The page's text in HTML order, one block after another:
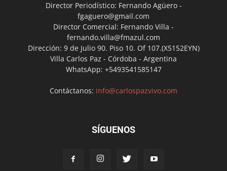
Director Periodístico: Fernando Agüero -
fgaguero@gmail.com
Director Comercial: Fernando Villa -
fernando.villa@fmazul.com
Dirección: 9 de Julio 90. Piso 10. Of 107.(X5152EYN)
Villa Carlos Paz - Córdoba - Argentina
WhatsApp: +5493541585147
Contáctanos: info@carlospazvivo.com
SÍGUENOS